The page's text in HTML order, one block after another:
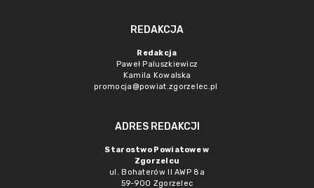
REDAKCJA
Redakcja
Paweł Paluszkiewicz
Kamila Kowalska
promocja@powiat.zgorzelec.pl
ADRES REDAKCJI
Starostwo Powiatowe w
Zgorzelcu
ul. Bohaterów II AWP 8a
59-900 Zgorzelec